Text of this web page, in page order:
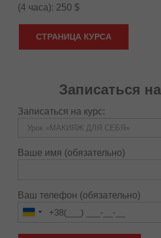
(4 часа): 250 $
СТРАНИЦА КУРСА
Записаться
Записаться на курс:
Ваше имя (обязательно)
Ваш телефон (обязательно)